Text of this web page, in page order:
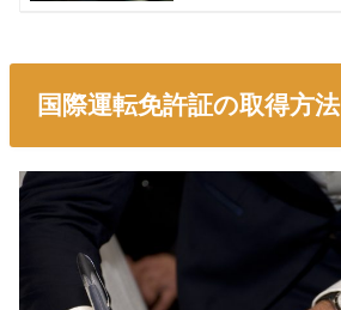
国際運転免許証の取得方法